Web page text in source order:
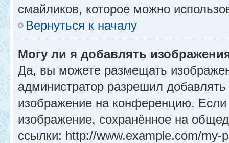
смайликов, которое можно
Вернуться к началу
Могу ли я добавлять
Да, вы можете размещать
администратор разрешил
изображение на конференцию.
изображение, сохранённое на
ссылки: http://www.example.com/